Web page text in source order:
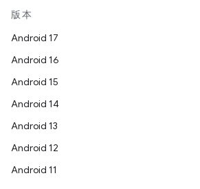
版本
Android 17
Android 16
Android 15
Android 14
Android 13
Android 12
Android 11